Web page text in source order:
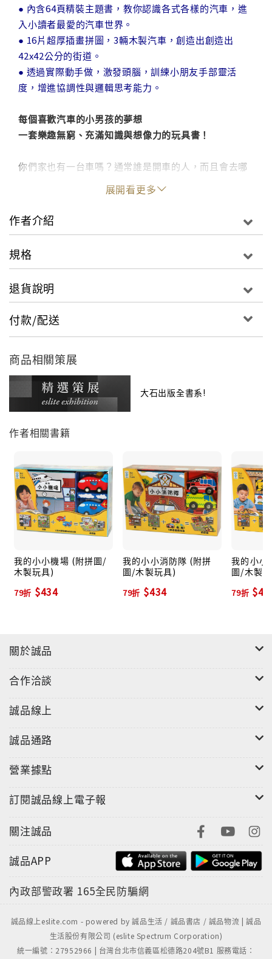
● 內含64頁精裝主題書，教你認識各式各樣的汽車，進
入小讀者最愛的汽車世界。
● 16片超厚插畫拼圖，3輛木製汽車，創造出創造出
42x42公分的街道。
● 透過實際動手做，激發頭腦，訓練小朋友手部靈活
度，增進協調性與邏輯思考能力。
每個喜歡汽車的小男孩的夢想
一套樂趣無窮、充滿知識與想像力的玩具書！
你們家也有一台車嗎？通常誰是開車的人，而且會去哪
車子是我們的好幫手，因為它們可以快速地載我們到各
個地方。現在，就讓我們進一步瞧瞧汽車的世界吧！
藉由這本64頁的精裝書，小讀者將可以透過實景圖片認
路上一閃一閃的交通號誌代表什麼意思呢？月亮上面也
製作一台屬於自己的小車、辨識汽車的商標、以及畫出
看完書之後，再使用書盒、拼圖和3臺木製玩具車，創造
自己的小小車庫，穿梭在忙碌的大街小巷！
展開看更多
作者介紹
規格
退貨說明
付款/配送
商品相關策展
大石出版全書系!
作者相關書籍
我的小小機場 (附拼圖/
木製玩具)
79折 $434
我的小小消防隊 (附拼
圖/木製玩具)
79折 $434
我的小小
圖/木製
79折
關於誠品
合作洽談
誠品線上
誠品通路
營業據點
訂閱誠品線上電子報
關注誠品
誠品APP
內政部警政署 165全民防騙網
誠品線上eslite.com - powered by 誠品生活 / 誠品書店 / 誠品物流 | 誠品
生活股份有限公司 (eslite Spectrum Corporation)
統一編號：27952966 | 台灣台北市信義區松德路204號B1 服務電話：